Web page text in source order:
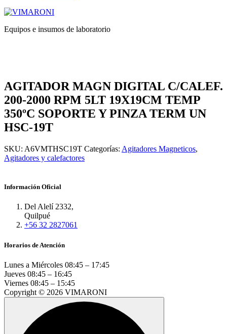
Equipos e insumos de laboratorio
AGITADOR MAGN DIGITAL C/CALEF.
200-2000 RPM 5LT 19X19CM TEMP
350ºC SOPORTE Y PINZA TERM UN
HSC-19T
SKU: A6VMTHSC19T Categorías: Agitadores Magneticos,
Agitadores y calefactores
Información Oficial
Del Alelí 2332,
Quilpué
+56 32 2827061
Horarios de Atención
Lunes a Miércoles 08:45 – 17:45
Jueves 08:45 – 16:45
Viernes 08:45 – 15:45
Copyright © 2026 VIMARONI